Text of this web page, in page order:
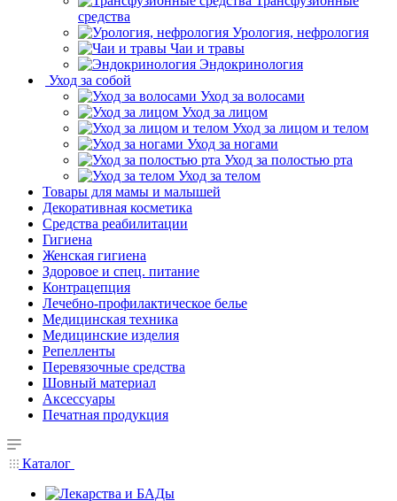
средства
Урология, нефрология
Чаи и травы
Эндокринология
Уход за собой
Уход за волосами
Уход за лицом
Уход за лицом и телом
Уход за ногами
Уход за полостью рта
Уход за телом
Товары для мамы и малышей
Декоративная косметика
Средства реабилитации
Гигиена
Женская гигиена
Здоровое и спец. питание
Контрацепция
Лечебно-профилактическое белье
Медицинская техника
Медицинские изделия
Репелленты
Перевязочные средства
Шовный материал
Аксессуары
Печатная продукция
Каталог